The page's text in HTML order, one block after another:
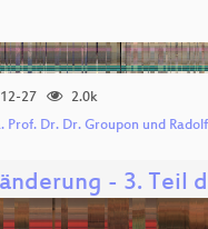
27
2.0k
Prof. Dr. Dr. Groupon und
- 3. Teil